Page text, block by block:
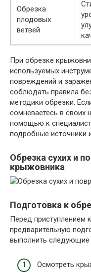
Обрезка
плодовых
ветвей
При обрезке
используемых
повреждений и
соблюдать правила
методики обрезки.
сомневаетесь в своих
помощью к
подробные источники
Обрезка сухих и
крыжовника
Подготовка к
Перед приступлением
предварительную
выполнить следующие
Осмотреть